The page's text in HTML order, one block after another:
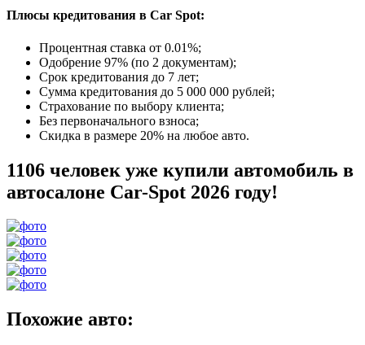
Плюсы кредитования в Car Spot:
Процентная ставка от 0.01%;
Одобрение 97% (по 2 документам);
Срок кредитования до 7 лет;
Сумма кредитования до 5 000 000 рублей;
Страхование по выбору клиента;
Без первоначального взноса;
Скидка в размере 20% на любое авто.
1106 человек уже купили автомобиль в
автосалоне Car-Spot 2026 году!
Похожие авто: